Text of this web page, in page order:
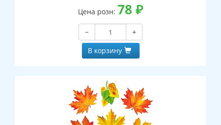
Цена розн: 78 ₽
−
+
В корзину